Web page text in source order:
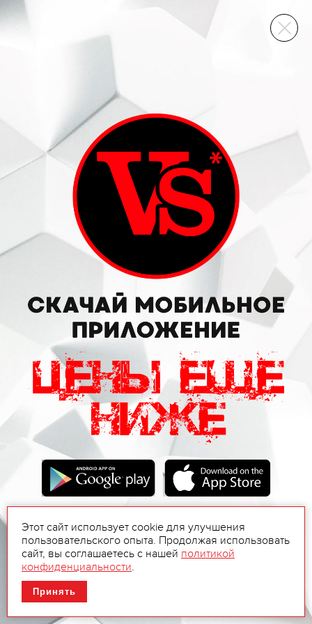
ВИННЫЙ СКЛАД
Этот сайт использует cookie для улучшения
пользовательского опыта. Продолжая использовать
сайт, вы соглашаетесь с нашей политикой
конфиденциальности.
Принять